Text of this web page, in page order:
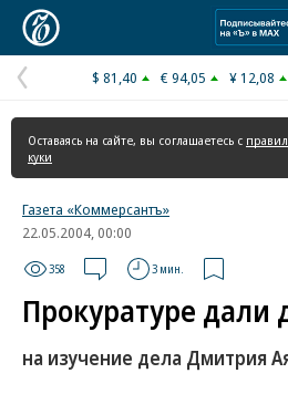
Предыдущая
страница
$ 81,40 € 94,05 ¥ 12,08
Оставаясь на сайте, вы соглашаетесь с
куки
Газета «Коммерсантъ»
22.05.2004, 00:00
358 3 мин.
Прокуратуре дали
на изучение дела Дмитрия